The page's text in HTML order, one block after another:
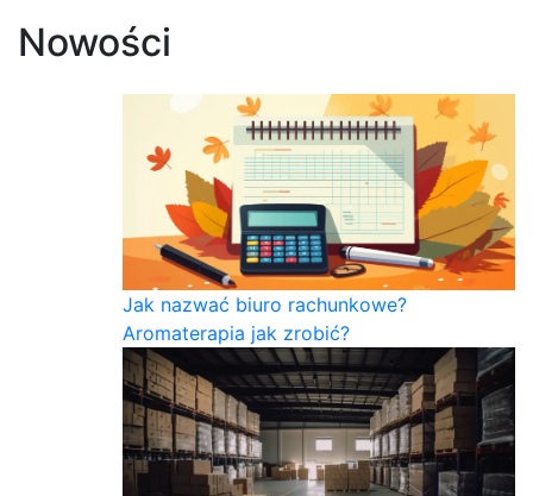
Nowości
Jak nazwać biuro rachunkowe?
Aromaterapia jak zrobić?